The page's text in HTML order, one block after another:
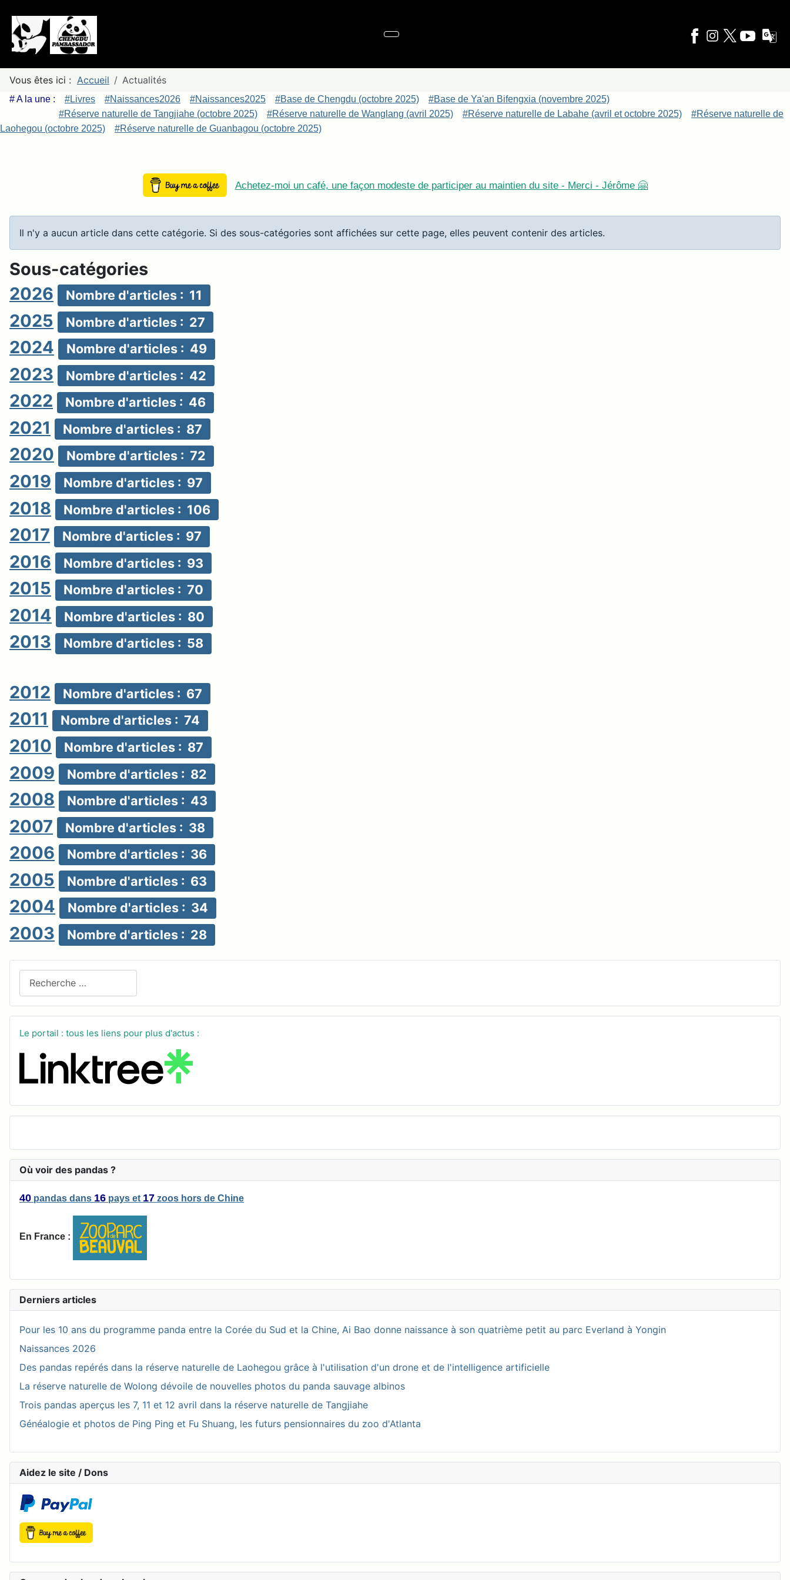
Vous êtes ici : Accueil Actualités
# A la une : #Livres #Naissances2026 #Naissances2025 #Base de Chengdu (octobre 2025)
#Base de Ya'an Bifengxia (novembre 2025)
#Réserve naturelle de Tangjiahe (octobre 2025)
#Réserve naturelle de Wanglang (avril 2025) #Réserve naturelle de Labahe (avril et octobre 2025)
#Réserve naturelle de
Laohegou (octobre 2025)
#Réserve naturelle de Guanbagou (octobre 2025)
Le portail : tous les liens pour plus d'actus :
Où voir des pandas ?
40 pandas dans 16 pays et 17 zoos hors de Chine
En France :
Derniers articles
Pour les 10 ans du programme panda entre la Corée du Sud et la Chine, Ai Bao donne naissance à son quatrième petit au parc Everland à Yongin
Naissances 2026
Des pandas repérés dans la réserve naturelle de Laohegou grâce à l'utilisation d'un drone et de l'intelligence artificielle
La réserve naturelle de Wolong dévoile de nouvelles photos du panda sauvage albinos
Trois pandas aperçus les 7, 11 et 12 avril dans la réserve naturelle de Tangjiahe
Généalogie et photos de Ping Ping et Fu Shuang, les futurs pensionnaires du zoo d'Atlanta
Aidez le site / Dons
Achetez-moi un café, une façon modeste de participer au maintien du site - Merci - Jérôme 🤗
Info
Il n'y a aucun article dans cette catégorie. Si des sous-catégories sont affichées sur cette page, elles peuvent contenir des articles.
Sous-catégories
2026
Nombre d'articles : 11
2025 Nombre d'articles : 27
2024 Nombre d'articles : 49
2023 Nombre d'articles : 42
2022 Nombre d'articles : 46
2021 Nombre d'articles : 87
2020 Nombre d'articles : 72
2019 Nombre d'articles : 97
2018 Nombre d'articles : 106
2017 Nombre d'articles : 97
2016 Nombre d'articles : 93
2015 Nombre d'articles : 70
2014 Nombre d'articles : 80
2013 Nombre d'articles : 58
2012 Nombre d'articles : 67
2011 Nombre d'articles : 74
2010 Nombre d'articles : 87
2009 Nombre d'articles : 82
2008 Nombre d'articles : 43
2007 Nombre d'articles : 38
2006 Nombre d'articles : 36
2005 Nombre d'articles : 63
2004 Nombre d'articles : 34
2003 Nombre d'articles : 28